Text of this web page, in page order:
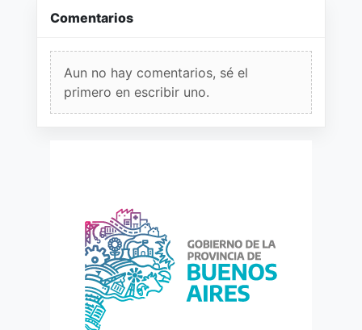
Comentarios
Aun no hay comentarios, sé el
primero en escribir uno.